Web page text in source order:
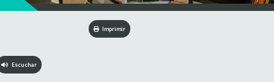
Imprimir
Escuchar